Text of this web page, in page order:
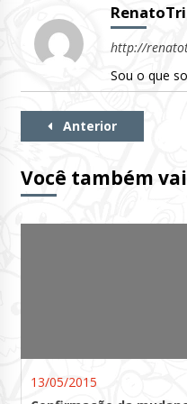
http://
Sou o que
Continue
Anterior
Você também
13/05/2015